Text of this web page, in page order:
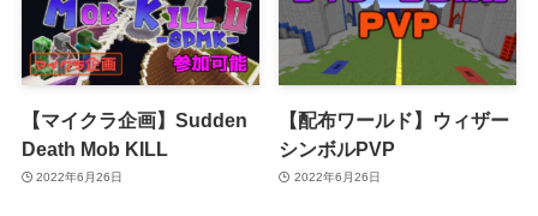
【マイクラ企画】Sudden
Death Mob KILL
2022年6月26日
【配布ワールド】ウィザー
シンボルPVP
2022年6月26日